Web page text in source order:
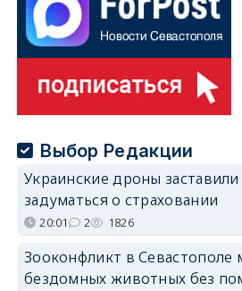
Выбор Редакции
Украинские дроны
задуматься о страховании
20:01 2 1826
Зооконфликт в Севастополе
бездомных животных без